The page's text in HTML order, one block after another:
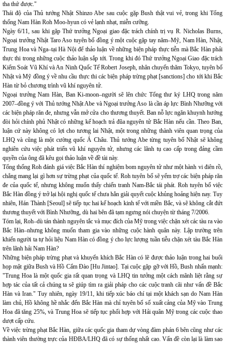
tha thứ được."
Thái độ của Thủ tướng Nhật Shinzo Abe sau cuộc gặp Bush thật vui vẻ, trong khi Tổng
thống Nam Hàn Roh Moo-hyun có vẻ lạnh nhạt, miễn cưỡng.
Ngày 6/11, sau khi gặp Thứ trưởng Ngoại giao đặc trách chính trị vụ R. Nicholas Burns,
Ngoại trưởng Nhật Taro Aso tuyên bố đồng ý một cuộc gặp tay năm–Mỹ, Nam Hàn, Nhật,
Trung Hoa và Nga–tại Hà Nội để thảo luận về những biện pháp thực tiễn mà Bắc Hàn phải
thực thi trong những cuộc thảo luận sắp tới. Trong khi đó Thứ trưởng Ngoại Giao đặc trách
Kiểm Soát Vũ Khí và An Ninh Quốc Tế Robert Joseph, nhân chuyến thăm Tokyo, tuyên bố
Nhật và Mỹ đồng ý về nhu cầu thực thi các biện pháp trừng phạt [sanctions] cho tới khi Bắc
Hàn từ bỏ chương trình vũ khí nguyên tử.
Ngoại trưởng Nam Hàn, Ban Ki-moon–người sẽ lên chức Tổng thư ký LHQ trong năm
2007–đồng ý với Thủ tướng Nhật Abe và Ngoại trưởng Aso là cần áp lực Bình Nhưỡng với
các biện pháp răn đe, nhưng vẫn mở cửa cho thương thuyết. Ban nỗ lực ngăn khuynh hướng
đòi hỏi chính phủ Nhật có những kế hoạch trả đũa nguyên tử Bắc Hàn nếu cần. Theo Ban,
luận cứ này không có lợi cho tương lai Nhật, một trong những thành viên quan trọng của
LHQ và cũng là một cường quốc Á Châu. Thủ tướng Abe từng tuyên bố Nhật sẽ không
nghiên cứu việc phát triển vũ khí nguyên tử, nhưng các lãnh tụ cao cấp trong đảng cầm
quyền của ông đã kêu gọi thảo luận về đề tài này.
Tổng thống Roh đánh giá việc Bắc Hàn thí nghiệm bom nguyên tử như một hành vi điên rồ,
chẳng mang lại gì hơn sự trừng phạt của quốc tế. Roh tuyên bố sẽ yểm trợ các biện pháp răn
đe của quốc tế, nhưng không muốn thấy chiến tranh Nam-Bắc tái phát. Roh tuyên bố việc
Bắc Hàn đồng ý trở lại hội nghị quốc tế chưa hẳn giải quyết cuộc khủng hoảng hiện nay. Tuy
nhiên, Hán Thành [Seoul] sẽ tiếp tục hai kế hoạch kinh tế với miền Bắc, và sẽ không cắt đứt
thương thuyết với Bình Nhưỡng, dù hai bên đã tạm ngưng nói chuyện từ tháng 7/2006.
Tóm lại, Roh–dù tán thành nguyên tắc và mục đích của Mỹ trong việc chặn xét các tàu ra vào
Bắc Hàn–nhưng không muốn tham gia vào những cuộc hành quân này. Lập trường trên
khiến người ta tự hỏi liệu Nam Hàn có đồng ý cho lực lượng tuần tiễu chặn xét tàu Bắc Hàn
trên lãnh hải Nam Hàn?
Những biện pháp trừng phạt và khuyến khích Bắc Hàn có lẽ được thảo luận trong hai buổi
họp mật giữa Bush và Hồ Cẩm Đào [Hu Jintao]. Tại cuộc gặp gỡ với Hồ, Bush nhấn mạnh:
"Trung Hoa là một quốc gia rất quan trọng và LHQ tin tưởng một cách mãnh liệt rằng sự
hợp tác của tất cả chúng ta sẽ giúp tìm ra giải pháp cho các cuộc tranh cãi như vấn đề Bắc
Hàn và Iran." Tuy nhiên, ngày 19/11, khi tiếp xúc báo chí tại một khách sạn do Nam Hàn
làm chủ, Hồ không hề nhắc đến Bắc Hàn mà chỉ tuyên bố số xuất cảng của Mỹ vào Trung
Hoa đã tăng 25%, và Trung Hoa sẽ tiếp tục phối hợp với Hải quân Mỹ trong các cuộc thao
dượt cấp cứu.
Về việc trừng phạt Bắc Hàn, giữa các quốc gia tham dự vòng đàm phán 6 bên cũng như các
thành viên thường trực của HĐBA/LHQ đã có sự thống nhất cao. Vấn đề còn lại là làm sao